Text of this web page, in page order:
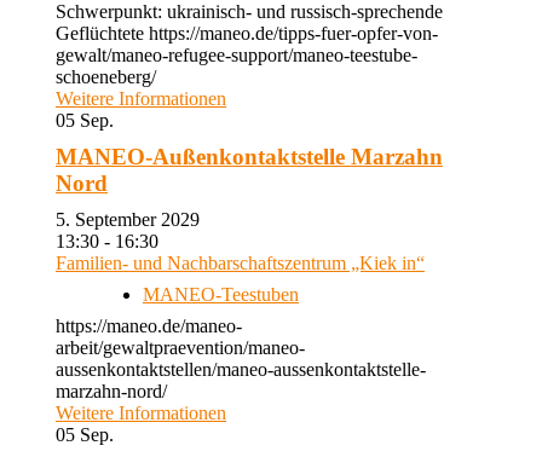
Schwerpunkt: ukrainisch- und russisch-sprechende
Geflüchtete https://maneo.de/tipps-fuer-opfer-von-
gewalt/maneo-refugee-support/maneo-teestube-
schoeneberg/
Weitere Informationen
05 Sep.
MANEO-Außenkontaktstelle Marzahn
Nord
5. September 2029
13:30 - 16:30
Familien- und Nachbarschaftszentrum „Kiek in“
MANEO-Teestuben
https://maneo.de/maneo-
arbeit/gewaltpraevention/maneo-
aussenkontaktstellen/maneo-aussenkontaktstelle-
marzahn-nord/
Weitere Informationen
05 Sep.